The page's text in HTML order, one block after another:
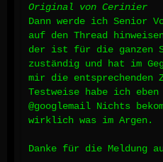
Original von Cerinier
Dann werde ich Senior
auf den Thread
der ist für die ganzen
zuständig und hat im
mir die entsprechenden
Testweise habe ich
@googlemail Nichts
wirklich was im Argen.
Danke für die Meldung